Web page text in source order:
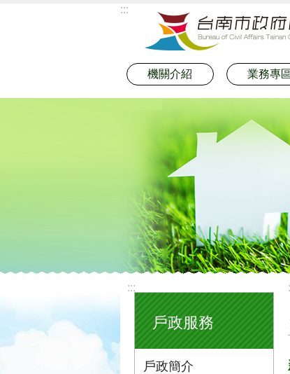
:::
機關介紹 業務專
:::
戶政服務
戶政簡介